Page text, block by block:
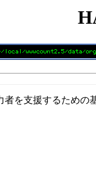
を支援するため